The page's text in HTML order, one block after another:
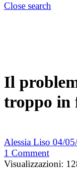
Close search
Il
troppo in
Alessia Liso 04/
1 Comment
Visualizzazioni: